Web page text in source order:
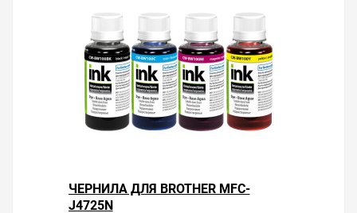
ЧЕРНИЛА ДЛЯ BROTHER MFC-
J4725N